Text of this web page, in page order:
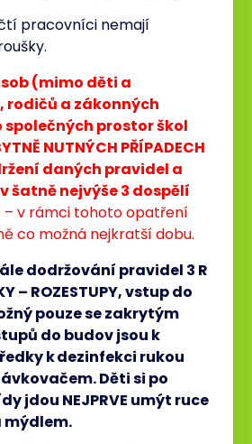
pracovníci nemají
(mimo děti a
rodičů a zákonných
společných prostor škol
NUTNÝCH PŘÍPADECH
daných pravidel a
v šatně nejvýše 3 dospělí
– v rámci tohoto opatření
co možná nejkratší dobu.
dodržování pravidel 3 R
– ROZESTUPY, vstup do
pouze se zakrytým
do budov jsou k
k dezinfekci rukou
Děti si po
jdou NEJPRVE umýt ruce
mýdlem.